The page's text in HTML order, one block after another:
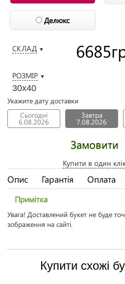
Делюкс
СКЛАД ▼
РОЗМІР ▼
30x40
6685
Укажите дату доставки
Сьогодні
6.08.2026
Завтра
7.08.2026
Замовити
Купити в один
Опис Гарантія Оплата
Примітка
Увага! Доставлений букет не буде
зображення на сайті.
Купити схожі